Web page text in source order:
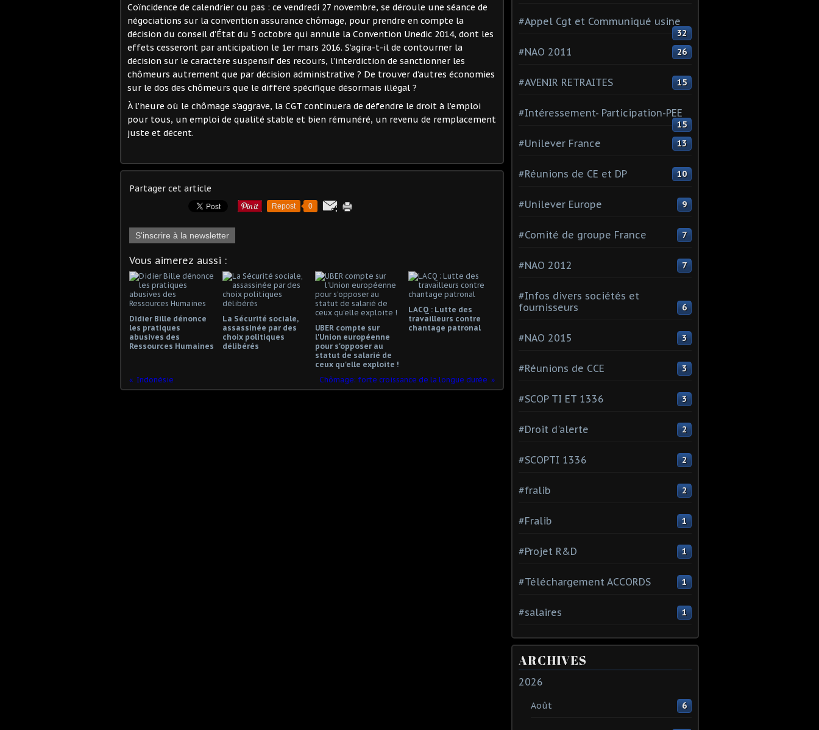
Coïncidence de calendrier ou pas : ce vendredi 27 novembre, se déroule une séance de
négociations sur la convention assurance chômage, pour prendre en compte la
décision du conseil d’État du 5 octobre qui annule la Convention Unedic 2014, dont les
effets cesseront par anticipation le 1er mars 2016. S’agira-t-il de contourner la
décision sur le caractère suspensif des recours, l’interdiction de sanctionner les
chômeurs autrement que par décision administrative ? De trouver d’autres économies
sur le dos des chômeurs que le différé spécifique désormais illégal ?
À l’heure où le chômage s’aggrave, la CGT continuera de défendre le droit à l’emploi
pour tous, un emploi de qualité stable et bien rémunéré, un revenu de remplacement
juste et décent.
Partager cet article
Repost 0
S'inscrire à la newsletter
Vous aimerez aussi :
Didier Bille dénonce
les pratiques
abusives des
Ressources Humaines
La Sécurité sociale,
assassinée par des
choix politiques
délibérés
UBER compte sur
l'Union européenne
pour s'opposer au
statut de salarié de
ceux qu'elle exploite !
LACQ : Lutte des
travailleurs contre
chantage patronal
Indonésie Chômage: forte croissance de la longue durée
#Appel Cgt et Communiqué usine
32
#NAO 2011 26
#AVENIR RETRAITES 15
#Intéressement- Participation-PEE
15
#Unilever France 13
#Réunions de CE et DP 10
#Unilever Europe 9
#Comité de groupe France 7
#NAO 2012 7
#Infos divers sociétés et
fournisseurs
6
#NAO 2015 3
#Réunions de CCE 3
#SCOP TI ET 1336 3
#Droit d'alerte 2
#SCOPTI 1336 2
#fralib 2
#Fralib 1
#Projet R&D 1
#Téléchargement ACCORDS 1
#salaires 1
ARCHIVES
2026
Août 6